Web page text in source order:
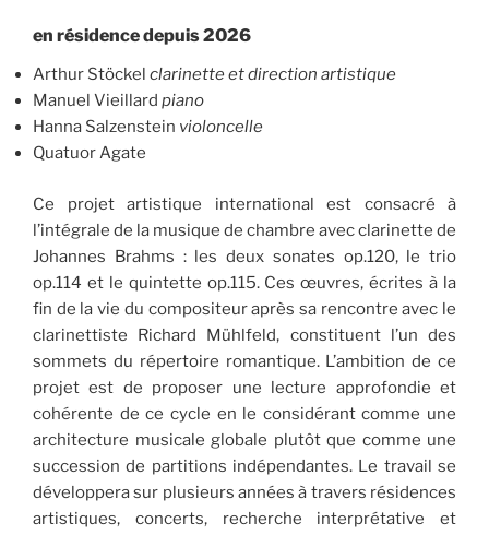
en résidence depuis 2026
Arthur Stöckel clarinetteet direction artistique
Manuel Vieillard piano
Hanna Salzenstein violoncelle
Quatuor Agate
Ce projet artistique international est consacré à
l’intégrale de la musique de chambre avec clarinette de
Johannes Brahms : les deux sonates op.120, le trio
op.114 et le quintette op.115. Ces œuvres, écrites à la
fin de la vie du compositeur après sa rencontre avec le
clarinettiste Richard Mühlfeld, constituent l’un des
sommets du répertoire romantique. L’ambition de ce
projet est de proposer une lecture approfondie et
cohérente de ce cycle en le considérant comme une
architecture musicale globale plutôt que comme une
succession de partitions indépendantes. Le travail se
développera sur plusieurs années à travers résidences
artistiques, concerts, recherche interprétative et